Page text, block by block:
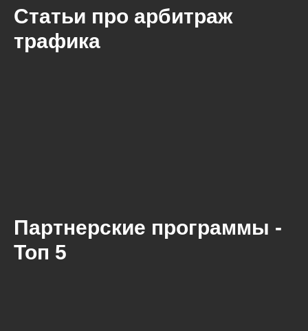
Статьи про арбитраж
трафика
Партнерские программы -
Топ 5